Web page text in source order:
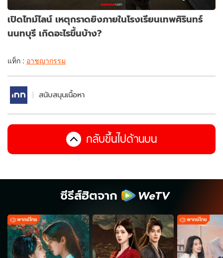
เปิดไทม์ไลน์ เหตุกราดยิงภายในโรงเรียนเทพศิรินทร์
นนทบุรี เกิดอะไรขึ้นบ้าง?
แท็ก : อาชญากรรม
สนับสนุนเนื้อหา
กลับขึ้นไปด้านบน
ซีรีส์ฮิตจาก